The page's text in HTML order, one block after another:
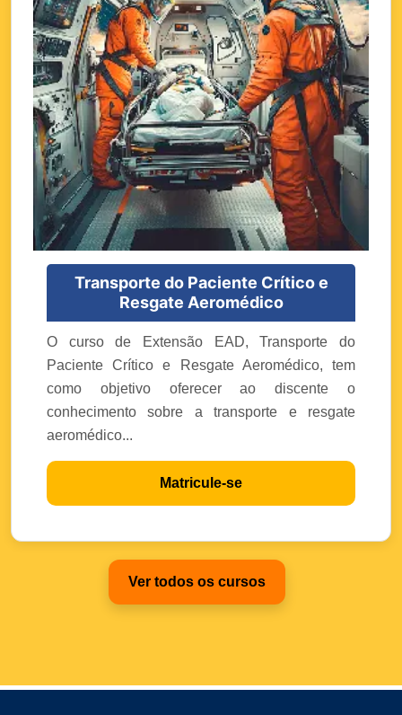
Transporte do Paciente Crítico e
Resgate Aeromédico
O curso de Extensão EAD, Transporte do
Paciente Crítico e Resgate Aeromédico, tem
como objetivo oferecer ao discente o
conhecimento sobre a transporte e resgate
aeromédico...
Matricule-se
Ver todos os cursos